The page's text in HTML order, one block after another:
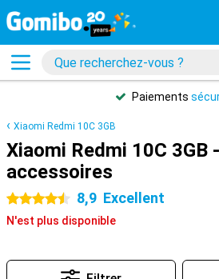
Paiements
Xiaomi Redmi 10C 3GB
Xiaomi Redmi 10C 3GB
accessoires
4.5 étoiles 8,9 Excellent
N'est plus disponible